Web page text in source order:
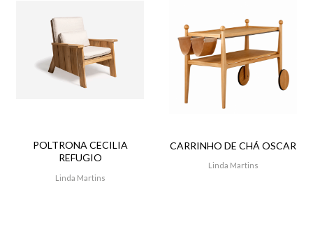
POLTRONA CECILIA
REFUGIO
Linda Martins
CARRINHO DE CHÁ OSCAR
Linda Martins